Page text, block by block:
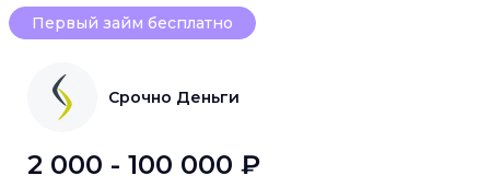
Первый займ бесплатно
Срочно Деньги
2 000 - 100 000 ₽